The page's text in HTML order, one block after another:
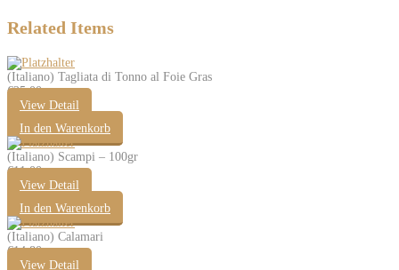
Related Items
(Italiano) Tagliata di Tonno al Foie Gras
€25.00
View Detail
In den Warenkorb
(Italiano) Scampi – 100gr
€11.00
View Detail
In den Warenkorb
(Italiano) Calamari
€14.80
View Detail